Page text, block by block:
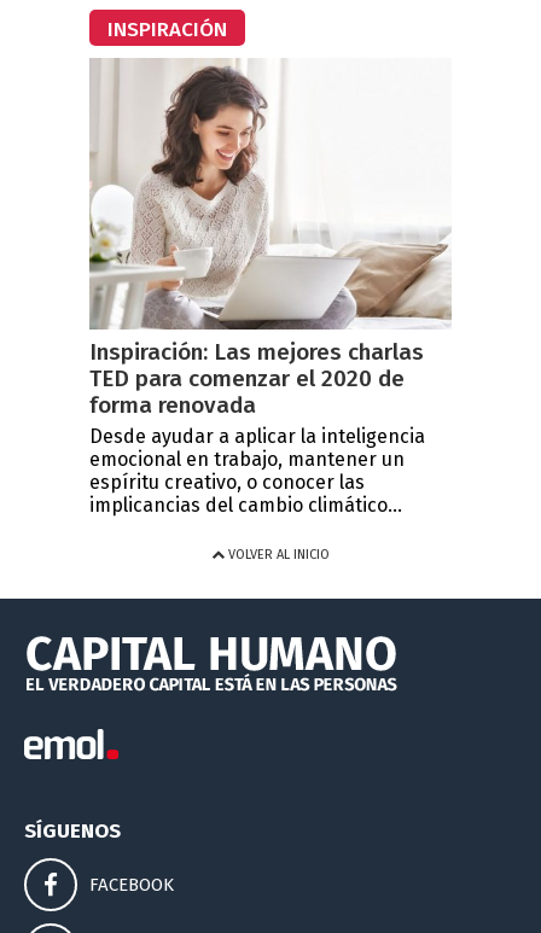
INSPIRACIÓN
Inspiración: Las mejores charlas
TED para comenzar el 2020 de
forma renovada
Desde ayudar a aplicar la inteligencia
emocional en trabajo, mantener un
espíritu creativo, o conocer las
implicancias del cambio climático...
VOLVER AL INICIO
SÍGUENOS
FACEBOOK